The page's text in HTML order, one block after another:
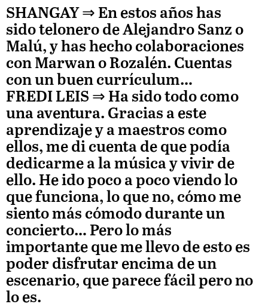
SHANGAY ⇒ En estos años has
sido telonero de Alejandro Sanz o
Malú, y has hecho colaboraciones
con Marwan o Rozalén. Cuentas
con un buen currículum…
FREDI LEIS ⇒ Ha sido todo como
una aventura. Gracias a este
aprendizaje y a maestros como
ellos, me di cuenta de que podía
dedicarme a la música y vivir de
ello. He ido poco a poco viendo lo
que funciona, lo que no, cómo me
siento más cómodo durante un
concierto… Pero lo más
importante que me llevo de esto es
poder disfrutar encima de un
escenario, que parece fácil pero no
lo es.